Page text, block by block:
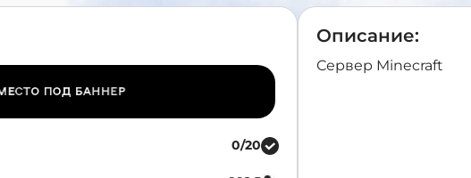
0/20
Описание:
Сервер Minecraft